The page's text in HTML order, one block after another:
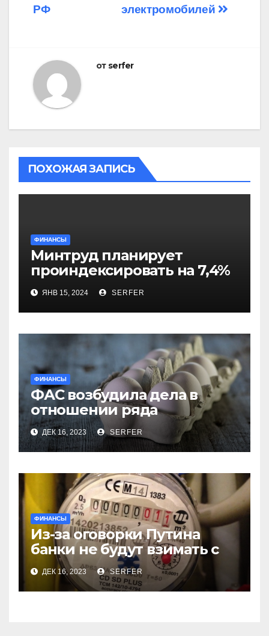
электромобилей
РФ
от serfer
ПОХОЖАЯ ЗАПИСЬ
ФИНАНСЫ
Минтруд планирует
проиндексировать на 7,4%
более 40 выплат и
компенсаций
ЯНВ 15, 2024 SERFER
ФИНАНСЫ
ФАС возбудила дела в
отношении ряда
региональных
производителей куриных
яиц
ДЕК 16, 2023 SERFER
ФИНАНСЫ
Из-за оговорки Путина
банки не будут взимать с
пенсионеров
комиссионные за ЖКХ
ДЕК 16, 2023 SERFER